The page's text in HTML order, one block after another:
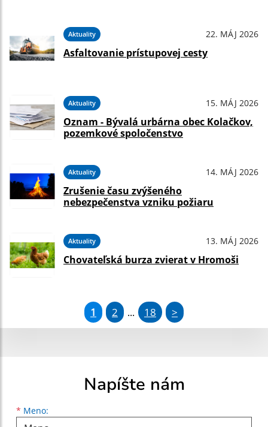
Aktuality 22. MÁJ 2026
Asfaltovanie prístupovej cesty
Aktuality 15. MÁJ 2026
Oznam - Bývalá urbárna obec Kolačkov,
pozemkové spoločenstvo
Aktuality 14. MÁJ 2026
Zrušenie času zvýšeného
nebezpečenstva vzniku požiaru
Aktuality 13. MÁJ 2026
Chovateľská burza zvierat v Hromoši
1 2 ... 18 >
Napíšte nám
* Meno:
Meno
Priezvisko
E-mailová adresa